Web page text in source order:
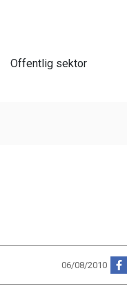
Offentlig sektor
06/08/2010